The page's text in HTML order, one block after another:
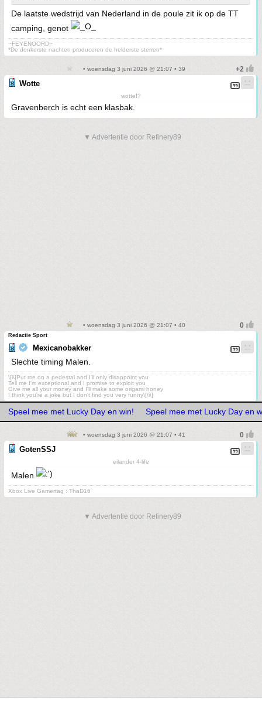
De laatste wedstrijd van Nederland in de poule zit ik op de TT
camping, genot
~FEYENOORD~
*De donkerste nachten produceren de helderste sterren*
• woensdag 3 juni 2026 @ 21:07 • 39
Wotte
wotte!?
Gravenberch is echt een klasbak.
▼ Advertentie door Refinery89
• woensdag 3 juni 2026 @ 21:07 • 40
Redactie Sport
Mexicanobakker
Slechte timing Malen.
\[i\]Put me on a pedestal and I'll only disappoint you
Tell me I'm exceptional and I promise to exploit you
Give me all your money and I'll make some origami honey
I think you're a joke but I don't find you very funny\[/i\]
Speel mee met Lucky Day en win! Speel mee met Lucky Day en
• woensdag 3 juni 2026 @ 21:07 • 41
GotenSSJ
eilander 4-life
Malen
Xbox Live Gamertag : ThaD16
▼ Advertentie door Refinery89